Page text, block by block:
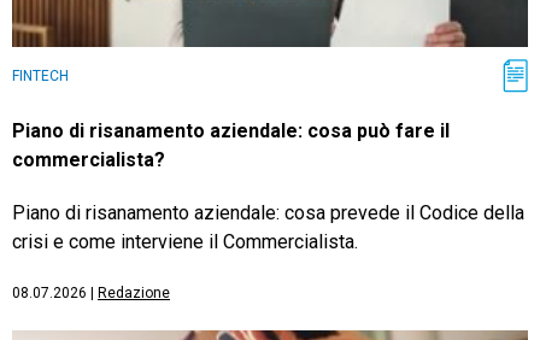
FINTECH
Piano di risanamento aziendale: cosa può fare il
commercialista?
Piano di risanamento aziendale: cosa prevede il Codice della
crisi e come interviene il Commercialista.
08.07.2026 Redazione